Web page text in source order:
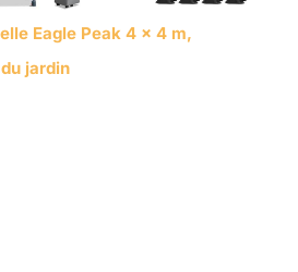
Eagle Peak 4 x 4 m,
jardin